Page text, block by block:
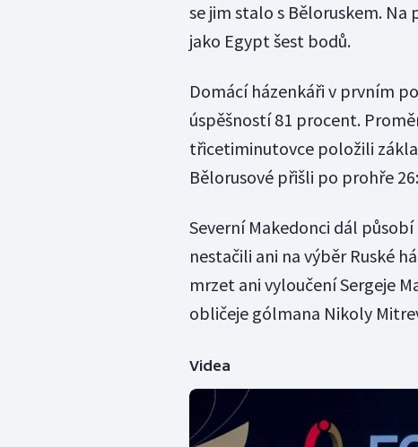
se jim stalo s Běloruskem.
jako Egypt šest bodů.
Domácí házenkáři v prvním
úspěšností 81 procent.
třicetiminutovce položili
Bělorusové přišli po prohře
Severní Makedonci dál
nestačili ani na výběr Ruské
mrzet ani vyloučení Sergeje
obličeje gólmana Nikoly
Videa